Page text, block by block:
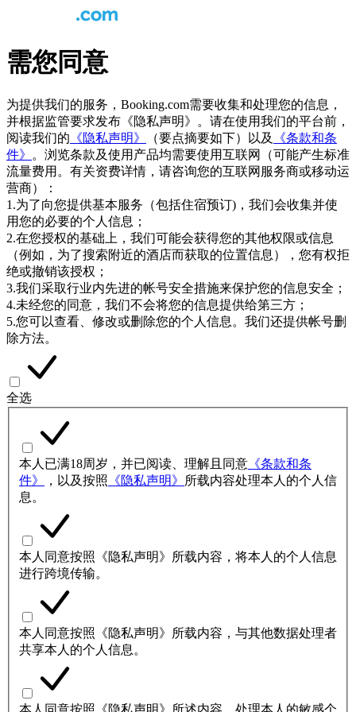
需您同意
为提供我们的服务，Booking.com需要收集和处理您的信息，
并根据监管要求发布《隐私声明》。请在使用我们的平台前，
阅读我们的 《隐私声明》 （要点摘要如下）以及
《条款和条
件》
。浏览条款及使用产品均需要使用互联网（可能产生标准
流量费用。有关资费详情，请咨询您的互联网服务商或移动运
营商）：
1.为了向您提供基本服务（包括住宿预订)，我们会收集并使
用您的必要的个人信息；
2.在您授权的基础上，我们可能会获得您的其他权限或信息
（例如，为了搜索附近的酒店而获取的位置信息），您有权拒
绝或撤销该授权；
3.我们采取行业内先进的帐号安全措施来保护您的信息安全；
4.未经您的同意，我们不会将您的信息提供给第三方；
5.您可以查看、修改或删除您的个人信息。我们还提供帐号删
除方法。
全选
本人已满18周岁，并已阅读、理解且同意 《条款和条
件》
，以及按照 《隐私声明》
所载内容处理本人的个人信
息。
本人同意按照《隐私声明》所载内容，将本人的个人信息
进行跨境传输。
本人同意按照《隐私声明》所载内容，与其他数据处理者
共享本人的个人信息。
本人同意按照《隐私声明》所述内容，处理本人的敏感个